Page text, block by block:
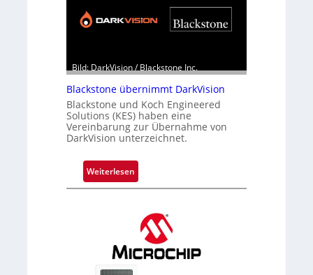
Bild: DarkVision / Blackstone Inc.
Blackstone übernimmt DarkVision
Blackstone und Koch Engineered
Solutions (KES) haben eine
Vereinbarung zur Übernahme von
DarkVision unterzeichnet.
Weiterlesen:
B
s